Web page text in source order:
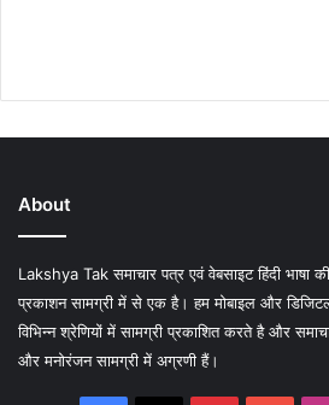
About
Lakshya Tak समाचार पत्र एवं वेबसाइट हिंदी भाषा
प्रकाशन सामग्री में से एक है। हम मोबाइल और
विभिन्न श्रेणियों में सामग्री प्रकाशित करते है और
और मनोरंजन सामग्री में अग्रणी हैं।